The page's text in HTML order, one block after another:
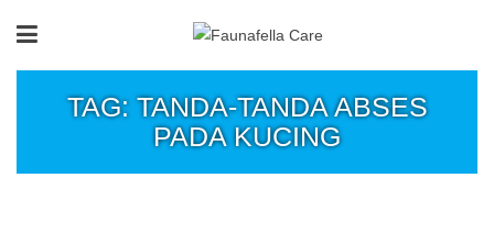
TAG: TANDA-TANDA ABSES
PADA KUCING